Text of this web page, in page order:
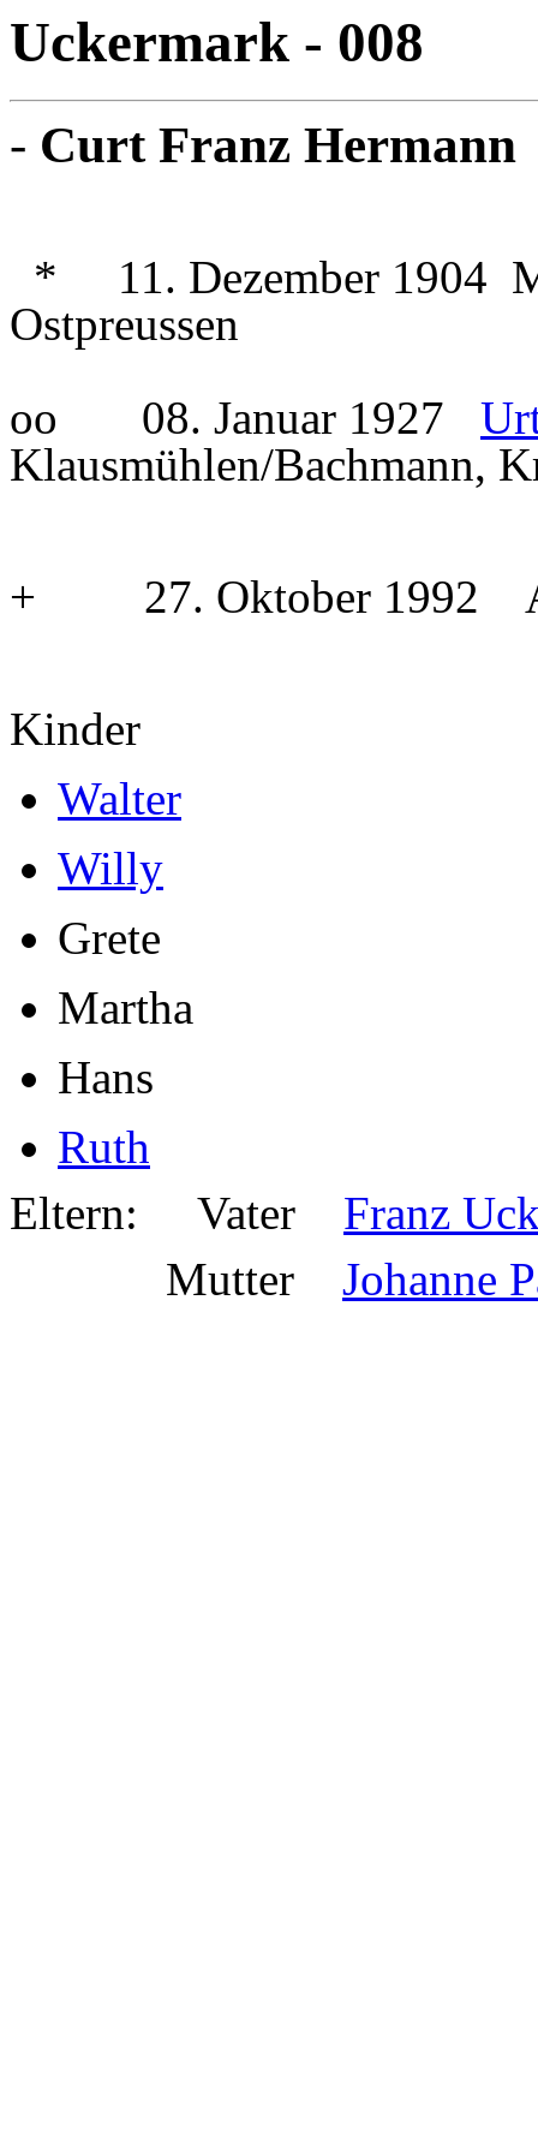
Uckermark - 008
- Curt Franz Hermann
* 11. Dezember 1904
Ostpreussen
oo 08. Januar 1927
Klausmühlen/Bachmann,
+ 27. Oktober 1992
Kinder
Walter
Willy
Grete
Martha
Hans
Ruth
Eltern: Vater Franz
Mutter Johanne